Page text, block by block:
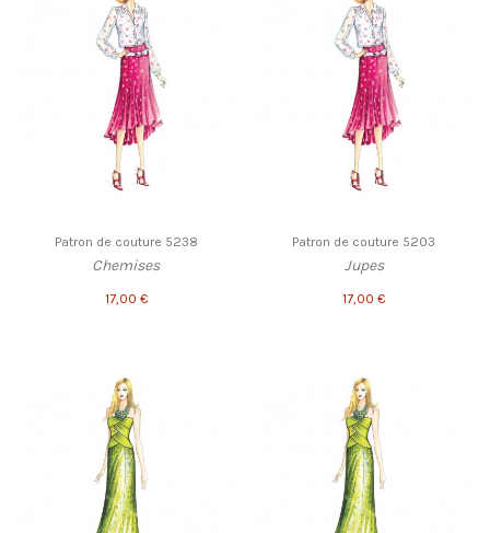
Patron de couture 5238
Chemises
17,00 €
Patron de couture 5203
Jupes
17,00 €